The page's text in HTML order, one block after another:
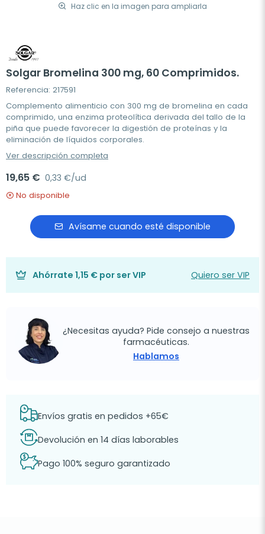
Haz clic en la imagen para ampliarla
Solgar Bromelina 300 mg, 60 Comprimidos.
Referencia: 217591
Complemento alimenticio con 300 mg de bromelina en cada
comprimido, una enzima proteolítica derivada del tallo de la
piña que puede favorecer la digestión de proteínas y la
eliminación de líquidos corporales.
Ver descripción completa
19,65 € 0,33 €/ud
No disponible
Avísame cuando esté disponible
Ahórrate 1,15 € por ser VIP Quiero ser VIP
¿Necesitas ayuda? Pide consejo a nuestras
farmacéuticas.
Hablamos
Envíos gratis en pedidos +65€
Devolución en 14 días laborables
Pago 100% seguro garantizado